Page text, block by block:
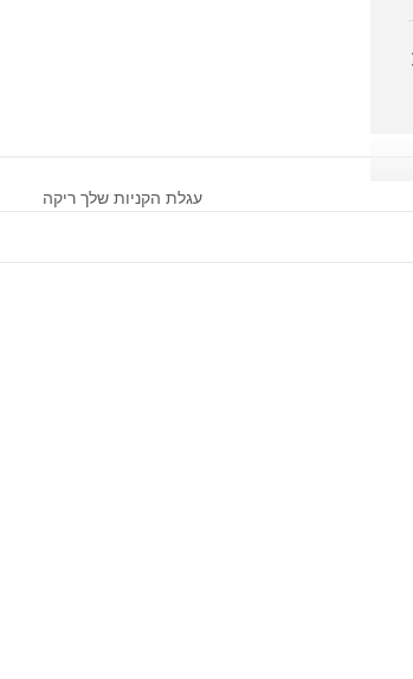
עגלת הקניות שלך ריקה